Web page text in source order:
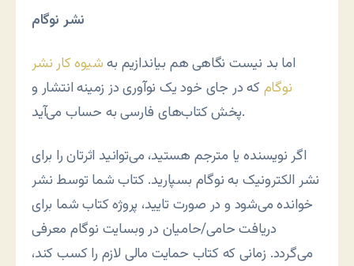
نشر نوگام
اما بد نیست نگاهی هم بیاندازیم بهشیوه کار نشر
نوگامکه در جای خود یک نوآوری دز زمینه انتشار و
پخش کتاب‌های فارسی به حساب می‌آید.
اگر نویسنده یا مترجم هستید، می‌توانید اثرتان را برای
نشر الکترونیک به نوگام بسپارید. کتاب شما توسط نشر
خوانده می‌شود و در صورت تایید، پروژه کتاب شما برای
دریافت حامی/حامیان در وبسایت نوگام معرفی
می‌گردد. زمانی که کتاب حمایت مالی لازم را کسب کند،